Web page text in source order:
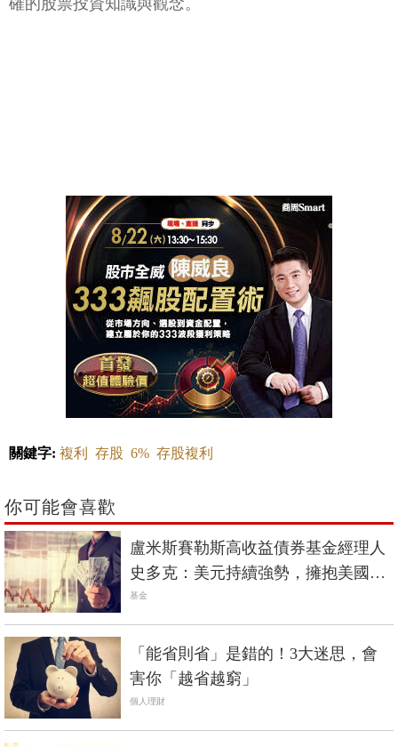
確的股票投資知識與觀念。
關鍵字: 複利 存股 6% 存股複利
你可能會喜歡
盧米斯賽勒斯高收益債券基金經理人
史多克：美元持續強勢，擁抱美國高
收益債
基金
「能省則省」是錯的！3大迷思，會
害你「越省越窮」
個人理財